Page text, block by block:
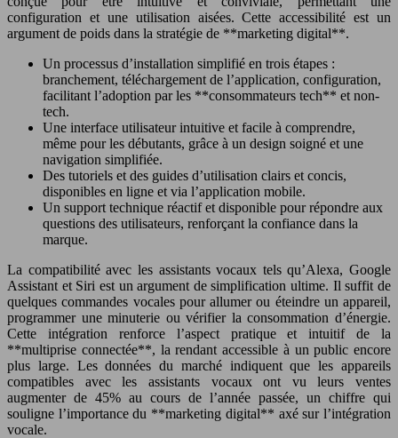
configuration et une utilisation aisées. Cette accessibilité est un
argument de poids dans la stratégie de **marketing digital**.
Un processus d’installation simplifié en trois étapes :
branchement, téléchargement de l’application, configuration,
facilitant l’adoption par les **consommateurs tech** et non-
tech.
Une interface utilisateur intuitive et facile à comprendre,
même pour les débutants, grâce à un design soigné et une
navigation simplifiée.
Des tutoriels et des guides d’utilisation clairs et concis,
disponibles en ligne et via l’application mobile.
Un support technique réactif et disponible pour répondre aux
questions des utilisateurs, renforçant la confiance dans la
marque.
La compatibilité avec les assistants vocaux tels qu’Alexa, Google
Assistant et Siri est un argument de simplification ultime. Il suffit de
quelques commandes vocales pour allumer ou éteindre un appareil,
programmer une minuterie ou vérifier la consommation d’énergie.
Cette intégration renforce l’aspect pratique et intuitif de la
**multiprise connectée**, la rendant accessible à un public encore
plus large. Les données du marché indiquent que les appareils
compatibles avec les assistants vocaux ont vu leurs ventes
augmenter de 45% au cours de l’année passée, un chiffre qui
souligne l’importance du **marketing digital** axé sur l’intégration
vocale.